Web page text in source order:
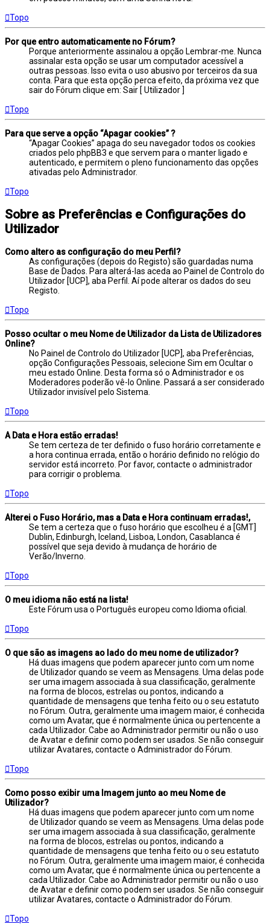
Topo
Por que entro automaticamente no Fórum?
Porque anteriormente assinalou a opção Lembrar-me. Nunca
assinalar esta opção se usar um computador acessível a
outras pessoas. Isso evita o uso abusivo por terceiros da sua
conta. Para que esta opção perca efeito, da próxima vez que
sair do Fórum clique em: Sair [ Utilizador ]
Topo
Para que serve a opção “Apagar cookies” ?
“Apagar Cookies” apaga do seu navegador todos os cookies
criados pelo phpBB3 e que servem para o manter ligado e
autenticado, e permitem o pleno funcionamento das opções
ativadas pelo Administrador.
Topo
Sobre as Preferências e Configurações do
Utilizador
Como altero as configuração do meu Perfil?
As configurações (depois do Registo) são guardadas numa
Base de Dados. Para alterá-las aceda ao Painel de Controlo do
Utilizador [UCP], aba Perfil. Aí pode alterar os dados do seu
Registo.
Topo
Posso ocultar o meu Nome de Utilizador da Lista de Utilizadores
Online?
No Painel de Controlo do Utilizador [UCP], aba Preferências,
opção Configurações Pessoais, selecione Sim em Ocultar o
meu estado Online. Desta forma só o Administrador e os
Moderadores poderão vê-lo Online. Passará a ser considerado
Utilizador invisível pelo Sistema.
Topo
A Data e Hora estão erradas!
Se tem certeza de ter definido o fuso horário corretamente e
a hora continua errada, então o horário definido no relógio do
servidor está incorreto. Por favor, contacte o administrador
para corrigir o problema.
Topo
Alterei o Fuso Horário, mas a Data e Hora continuam erradas!,
Se tem a certeza que o fuso horário que escolheu é a [GMT]
Dublin, Edinburgh, Iceland, Lisboa, London, Casablanca é
possível que seja devido à mudança de horário de
Verão/Inverno.
Topo
O meu idioma não está na lista!
Este Fórum usa o Português europeu como Idioma oficial.
Topo
O que são as imagens ao lado do meu nome de utilizador?
Há duas imagens que podem aparecer junto com um nome
de Utilizador quando se veem as Mensagens. Uma delas pode
ser uma imagem associada à sua classificação, geralmente
na forma de blocos, estrelas ou pontos, indicando a
quantidade de mensagens que tenha feito ou o seu estatuto
no Fórum. Outra, geralmente uma imagem maior, é conhecida
como um Avatar, que é normalmente única ou pertencente a
cada Utilizador. Cabe ao Administrador permitir ou não o uso
de Avatar e definir como podem ser usados. Se não conseguir
utilizar Avatares, contacte o Administrador do Fórum.
Topo
Como posso exibir uma Imagem junto ao meu Nome de
Utilizador?
Há duas imagens que podem aparecer junto com um nome
de Utilizador quando se veem as Mensagens. Uma delas pode
ser uma imagem associada à sua classificação, geralmente
na forma de blocos, estrelas ou pontos, indicando a
quantidade de mensagens que tenha feito ou o seu estatuto
no Fórum. Outra, geralmente uma imagem maior, é conhecida
como um Avatar, que é normalmente única ou pertencente a
cada Utilizador. Cabe ao Administrador permitir ou não o uso
de Avatar e definir como podem ser usados. Se não conseguir
utilizar Avatares, contacte o Administrador do Fórum.
Topo